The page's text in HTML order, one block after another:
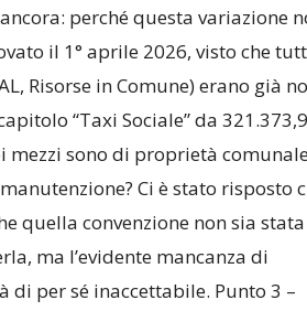
perché questa variazione
il 1° aprile 2026, visto che
Risorse in Comune) erano già
“Taxi Sociale” da
mezzi sono di proprietà
Ci è stato risposto
quella convenzione non sia
ma l’evidente mancanza di
di per sé inaccettabile. Punto 3 –